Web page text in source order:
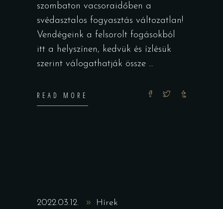
szombaton vacsoraidőben a
svédasztalos fogyasztás változatlan!
Vendégeink a felsorolt fogásokból
itt a helyszínen, kedvük és ízlésük
szerint válogathatják össze
READ MORE
2022.03.12. Hírek